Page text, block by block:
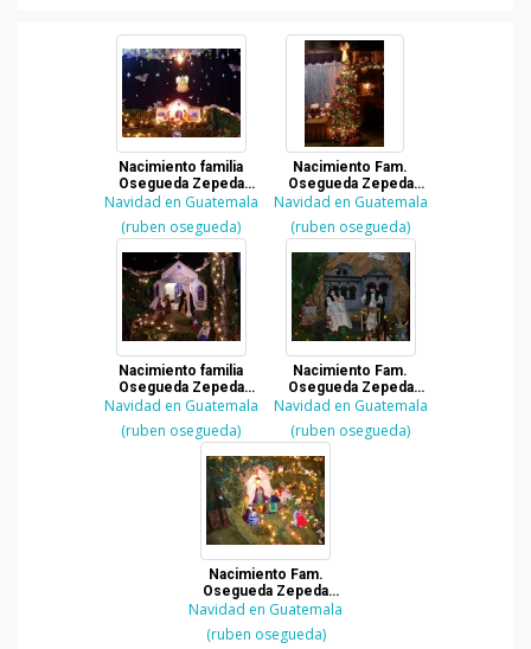
Nacimiento familia
Osegueda Zepeda
2007
Navidad en Guatemala
(ruben osegueda)
Nacimiento Fam.
Osegueda Zepeda
2007
Navidad en Guatemala
(ruben osegueda)
Nacimiento familia
Osegueda Zepeda
2007
Navidad en Guatemala
(ruben osegueda)
Nacimiento Fam.
Osegueda Zepeda
2006
Navidad en Guatemala
(ruben osegueda)
Nacimiento Fam.
Osegueda Zepeda
2006
Navidad en Guatemala
(ruben osegueda)